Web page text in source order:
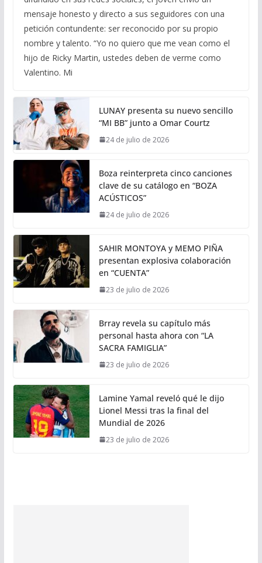
mensaje honesto y directo a sus seguidores con una
petición contundente: ser reconocido por su propio
nombre y talento. “Yo no quiero que me vean como el
hijo de Ricky Martin, ustedes deben de verme como
Valentino. Mi
LUNAY presenta su nuevo sencillo
“MI BB” junto a Omar Courtz
24 de julio de 2026
Boza reinterpreta cinco canciones
clave de su catálogo en “BOZA
ACÚSTICOS”
24 de julio de 2026
SAHIR MONTOYA y MEMO PIÑA
presentan explosiva colaboración
en “CUENTA”
23 de julio de 2026
Brray revela su capítulo más
personal hasta ahora con “LA
SACRA FAMIGLIA”
23 de julio de 2026
Lamine Yamal reveló qué le dijo
Lionel Messi tras la final del
Mundial de 2026
23 de julio de 2026